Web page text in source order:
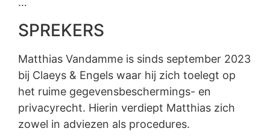
SPREKERS
Matthias Vandamme is sinds september 2023
bij Claeys & Engels waar hij zich toelegt op
het ruime gegevensbeschermings- en
privacyrecht. Hierin verdiept Matthias zich
zowel in adviezen als procedures.